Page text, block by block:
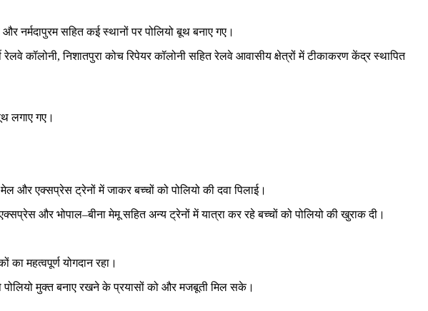
नर्मदापुरम सहित कई स्थानों पर पोलियो बूथ बनाए गए।
कॉलोनी, निशातपुरा कोच रिपेयर कॉलोनी सहित रेलवे आवासीय क्षेत्रों में टीकाकरण केंद्र स्थापित
लगाए गए।
और एक्सप्रेस ट्रेनों में जाकर बच्चों को पोलियो की दवा पिलाई।
और भोपाल–बीना मेमू सहित अन्य ट्रेनों में यात्रा कर रहे बच्चों को पोलियो की खुराक दी।
महत्वपूर्ण योगदान रहा।
पोलियो मुक्त बनाए रखने के प्रयासों को और मजबूती मिल सके।